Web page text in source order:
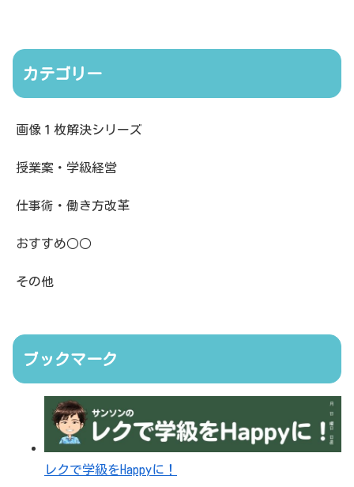
カテゴリー
画像１枚解決シリーズ
授業案・学級経営
仕事術・働き方改革
おすすめ○○
その他
ブックマーク
レクで学級をHappyに！